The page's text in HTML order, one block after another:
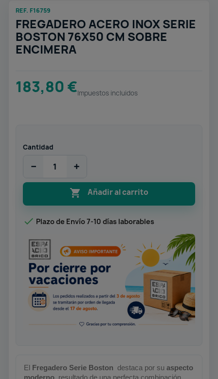
REF. F16759
FREGADERO ACERO INOX SERIE
BOSTON 76X50 CM SOBRE
ENCIMERA
183,80 €Impuestos incluidos
Cantidad
− +
 Añadir al carrito
 Plazo de Envío 7-10 días laborables
El Fregadero Serie Boston ️ destaca por su aspecto